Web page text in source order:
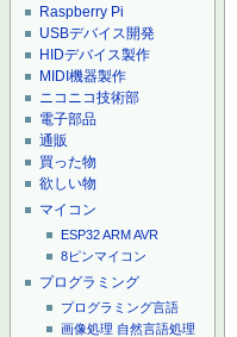
Raspberry Pi
USBデバイス開発
HIDデバイス製作
MIDI機器製作
ニコニコ技術部
電子部品
通販
買った物
欲しい物
マイコン
ESP32ARMAVR
8ピンマイコン
プログラミング
プログラミング言語
画像処理 自然言語処理